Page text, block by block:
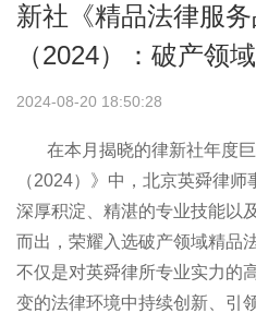
新社《精品法律服
（2024）：破产领
2024-08-20 18:50:28
在本月揭晓的律新社年度巨
（2024）》中，北京英舜律
深厚积淀、精湛的专业技能以
而出，荣耀入选破产领域精品
不仅是对英舜律所专业实力的
变的法律环境中持续创新、引